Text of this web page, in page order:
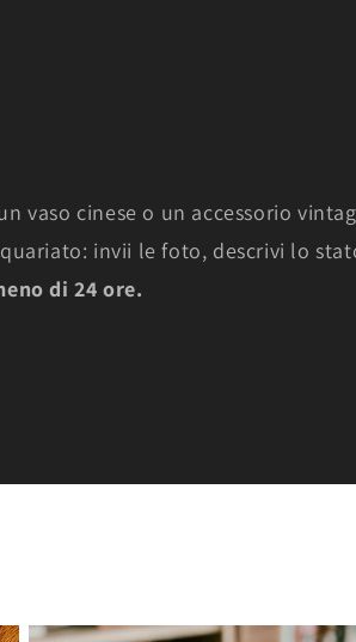
vaso cinese o un accessorio
invii le foto, descrivi lo
di 24 ore.